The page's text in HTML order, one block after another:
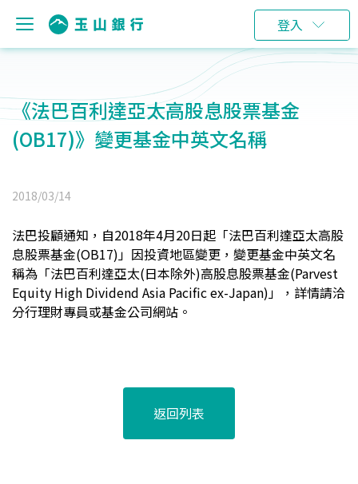
登入
《法巴百利達亞太高股息股票基金
(OB17)》變更基金中英文名稱
2018/03/14
法巴投顧通知，自2018年4月20日起「法巴百利達亞太高股
息股票基金(OB17)」因投資地區變更，變更基金中英文名
稱為「法巴百利達亞太(日本除外)高股息股票基金(Parvest
Equity High Dividend Asia Pacific ex-Japan)」，詳情請洽
分行理財專員或基金公司網站。
返回列表